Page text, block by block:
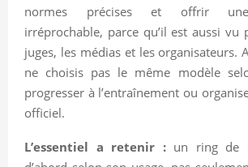
normes précises et offrir une
irréprochable, parce qu’il est aussi vu
juges, les médias et les organisateurs.
ne choisis pas le même modèle
progresser à l’entraînement ou
officiel.
L’essentiel a retenir :un ring de